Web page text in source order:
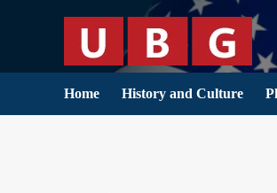
Home History and Culture